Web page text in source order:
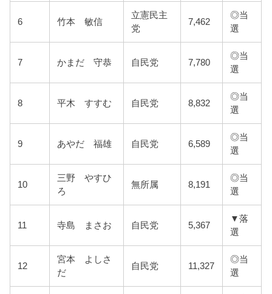
6 竹本 敏信
立憲民主
党
7,462
◎当
選
7 かまだ 守恭 自民党 7,780
◎当
選
8 平木 すすむ 自民党 8,832
◎当
選
9 あやだ 福雄 自民党 6,589
◎当
選
10
三野 やすひ
ろ
無所属 8,191
◎当
選
11 寺島 まさお 自民党 5,367
▼落
選
12
宮本 よしさ
だ
自民党 11,327
◎当
選